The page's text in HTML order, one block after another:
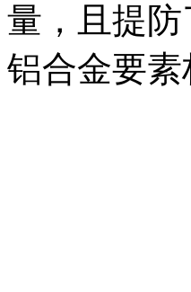
量，且提
铝合金要